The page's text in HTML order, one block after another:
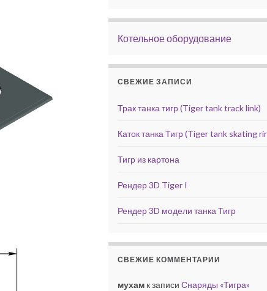
Котельное оборудование
СВЕЖИЕ ЗАПИСИ
Трак танка тигр (Tiger tank track link)
Каток танка Тигр (Tiger tank skating
Тигр из картона
Рендер 3D Tiger I
Рендер 3D модели танка Тигр
СВЕЖИЕ КОММЕНТАРИИ
мухам к записи Снаряды «Тигра»